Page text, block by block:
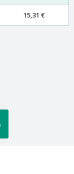
15,31 €